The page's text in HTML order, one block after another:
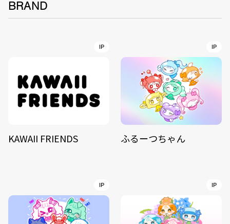
BRAND
IP
KAWAII FRIENDS
IP
ふるーつちゃん
IP IP